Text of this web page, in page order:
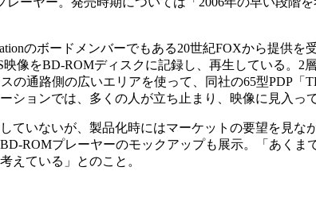
のボードメンバーでもある20世紀FOXから提供を
映像をBD-ROMディスクに記録し、再生している。2
の通路側の広いエリアを使って、同社の65型PDP「
ションでは、多くの人が立ち止まり、映像に見入って
いないが、製品化時にはマーケットの要望を見な
ROMプレーヤーのモックアップも展示。「あくま
えている」とのこと。